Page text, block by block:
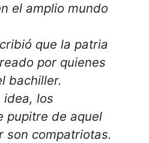
el amplio mundo
que la patria
por quienes
bachiller.
idea, los
pupitre de aquel
son compatriotas.